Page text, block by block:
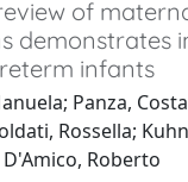
of
demonstrates
infants
Panza,
Rossella;
Roberto